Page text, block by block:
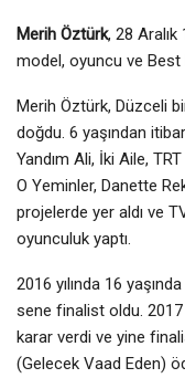
Merih Öztürk, 28
model, oyuncu ve
Merih Öztürk, Düzceli
doğdu. 6 yaşından
Yandım Ali, İki Aile,
O Yeminler, Danette
projelerde yer aldı ve
oyunculuk yaptı.
2016 yılında 16
sene finalist oldu. 2017
karar verdi ve yine
(Gelecek Vaad Eden)